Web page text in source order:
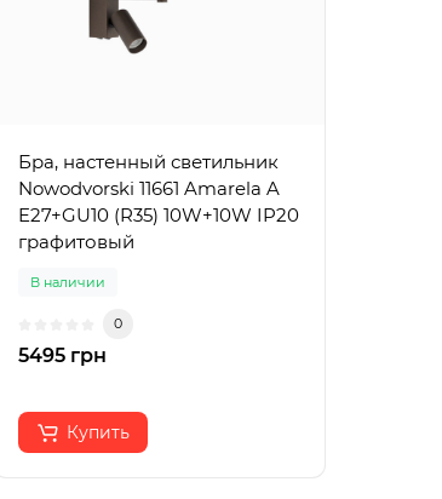
Бра, настенный светильник
Nowodvorski 11661 Amarela A
E27+GU10 (R35) 10W+10W IP20
графитовый
В наличии
0
5495 грн
Купить